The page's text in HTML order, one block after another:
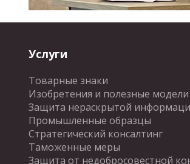
Услуги
Товарные знаки
Изобретения и полезные модели
Защита нераскрытой
Промышленные образцы
Стратегический консалтинг
Таможенные меры
Защита от недобросовестной